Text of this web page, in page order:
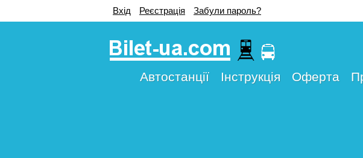
Вхід Реєстрація Забули пароль?
Автостанції Інструкція Оферта